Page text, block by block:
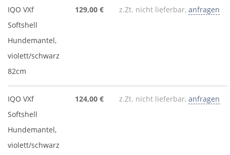
IQO VXf
Softshell
Hundemantel,
violett/schwarz
82cm
129,00 € z.Zt. nicht lieferbar, anfragen
IQO VXf
Softshell
Hundemantel,
violett/schwarz
124,00 € z.Zt. nicht lieferbar, anfragen